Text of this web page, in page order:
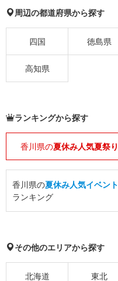
周辺の都道府県から探す
四国 徳島県
高知県
ランキングから探す
香川県の夏休み人気夏祭り
香川県の夏休み人気イベント
ランキング
その他のエリアから探す
北海道 東北